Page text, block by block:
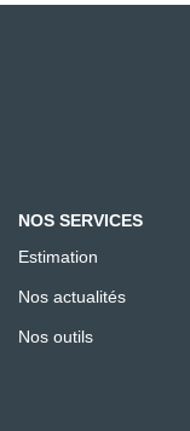
NOS SERVICES
Estimation
Nos actualités
Nos outils